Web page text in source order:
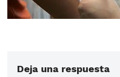
Deja una respuesta